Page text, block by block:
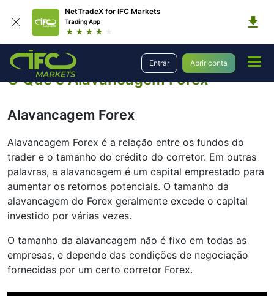
NetTradeX for IFC Markets
Trading App
Entrar Abrir conta
Educação Introdução ao Forex O Que é Alavancagem
O Que é Alavancagem Forex
Alavancagem Forex
Alavancagem Forex é a relação entre os fundos do
trader e o tamanho do crédito do corretor. Em outras
palavras, a alavancagem é um capital emprestado para
aumentar os retornos potenciais. O tamanho da
alavancagem do Forex geralmente excede o capital
investido por várias vezes.
O tamanho da alavancagem não é fixo em todas as
empresas, e depende das condições de negociação
fornecidas por um certo corretor Forex.